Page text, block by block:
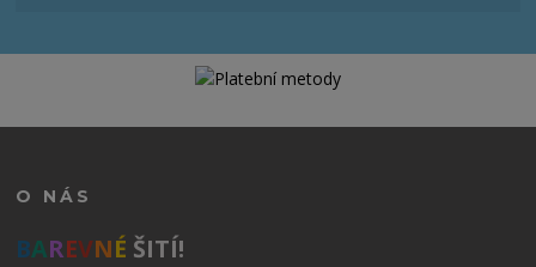
O NÁS
BAREVNÉ ŠITÍ!